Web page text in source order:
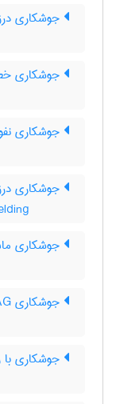
جوشکاری
جوشکاری
جوشکاری
جوشکاری
جوشکاری
جوشکاری MAG
جوشکاری با